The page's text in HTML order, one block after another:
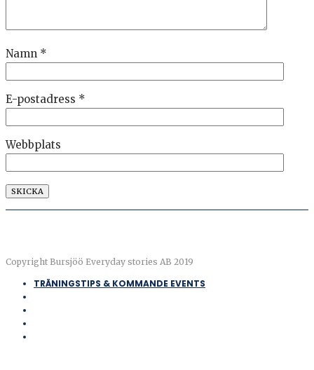
Namn *
E-postadress *
Webbplats
Copyright Bursjöö Everyday stories AB 2019
TRÄNINGSTIPS & KOMMANDE EVENTS